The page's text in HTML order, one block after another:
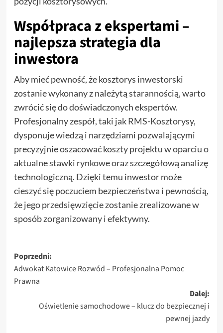
Współpraca z ekspertami –
najlepsza strategia dla
inwestora
Aby mieć pewność, że kosztorys inwestorski
zostanie wykonany z należytą starannością, warto
zwrócić się do doświadczonych ekspertów.
Profesjonalny zespół, taki jak RMS-Kosztorysy,
dysponuje wiedzą i narzędziami pozwalającymi
precyzyjnie oszacować koszty projektu w oparciu o
aktualne stawki rynkowe oraz szczegółową analizę
technologiczną. Dzięki temu inwestor może
cieszyć się poczuciem bezpieczeństwa i pewnością,
że jego przedsięwzięcie zostanie zrealizowane w
sposób zorganizowany i efektywny.
Zobacz
wpisy
Poprzedni:
Adwokat Katowice Rozwód – Profesjonalna Pomoc
Prawna
Dalej:
Oświetlenie samochodowe – klucz do bezpiecznej i
pewnej jazdy